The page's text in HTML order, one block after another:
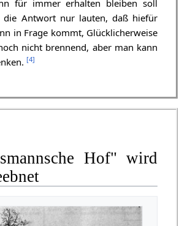
für immer erhalten bleiben soll
die Antwort nur lauten, daß hiefür
in Frage kommt, Glücklicherweise
nicht brennend, aber man kann
[4]
Hof" wird